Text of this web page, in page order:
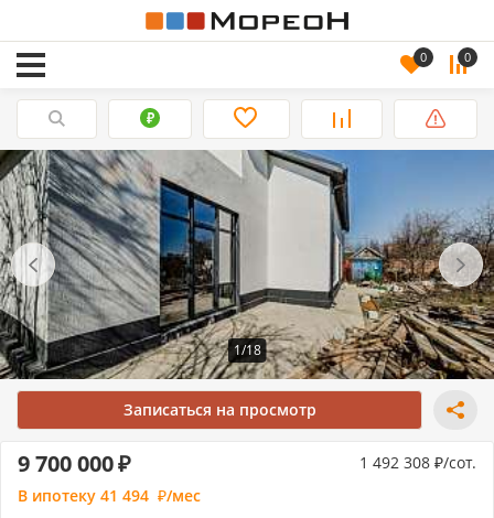
0 0
1/18
Записаться на просмотр
9 700 000 1 492 308
/сот.
В ипотеку 41 494 /мес